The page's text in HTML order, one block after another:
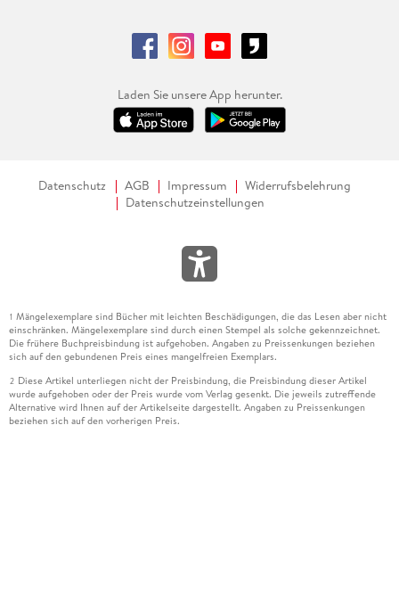
Laden Sie unsere App herunter.
Datenschutz AGB Impressum
Widerrufsbelehrung
Datenschutzeinstellungen
1 Mängelexemplare sind Bücher mit leichten Beschädigungen, die das Lesen aber nicht
einschränken. Mängelexemplare sind durch einen Stempel als solche gekennzeichnet.
Die frühere Buchpreisbindung ist aufgehoben. Angaben zu Preissenkungen beziehen
sich auf den gebundenen Preis eines mangelfreien Exemplars.
2 Diese Artikel unterliegen nicht der Preisbindung, die Preisbindung dieser Artikel
wurde aufgehoben oder der Preis wurde vom Verlag gesenkt. Die jeweils zutreffende
Alternative wird Ihnen auf der Artikelseite dargestellt. Angaben zu Preissenkungen
beziehen sich auf den vorherigen Preis.